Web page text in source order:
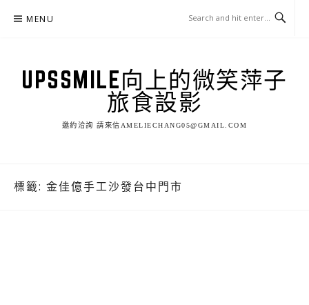
MENU
UPSSMILE向上的微笑萍子
旅食設影
邀約洽詢 請來信AMELIECHANG05@GMAIL.COM
標籤: 金佳億手工沙發台中門市